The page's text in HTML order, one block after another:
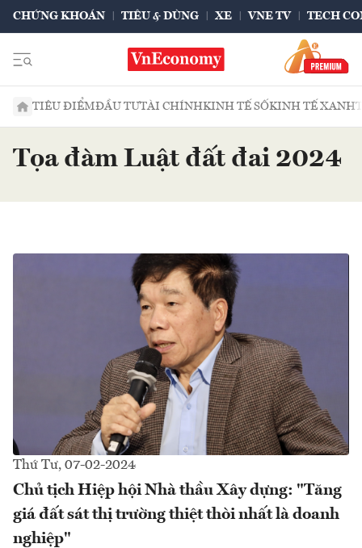
CHỨNG KHOÁN TIÊU & DÙNG XE VNE TV TECH
TIÊU ĐIỂMĐẦU TƯTÀI CHÍNHKINH TẾ SỐKINH TẾ XANH
Tọa đàm Luật đất đai 2024
Thứ Tư, 07-02-2024
Chủ tịch Hiệp hội Nhà thầu Xây dựng: "Tăng
giá đất sát thị trường thiệt thòi nhất là doanh
nghiệp"